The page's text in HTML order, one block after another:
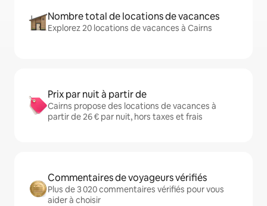
Nombre total de locations de vacances
Explorez 20 locations de vacances à Cairns
Prix par nuit à partir de
Cairns propose des locations de vacances à
partir de 26 € par nuit, hors taxes et frais
Commentaires de voyageurs vérifiés
Plus de 3 020 commentaires vérifiés pour vous
aider à choisir